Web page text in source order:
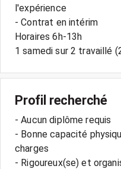
l'expérience
- Contrat en intérim
Horaires 6h-13h
Profil recherché
- Aucun diplôme requis
- Bonne capacité
charges
- Rigoureux(se) et